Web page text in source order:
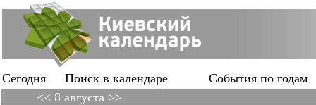
Сегодня Поиск в календаре
События по годам
<< 8 августа >>